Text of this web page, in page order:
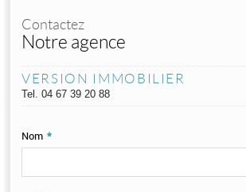
Contactez
Notre agence
VERSION IMMOBILIER
Tel. 04 67 39 20 88
Nom *